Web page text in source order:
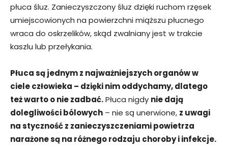
płuca śluz. Zanieczyszczony śluz dzięki ruchom rzęsek
umiejscowionych na powierzchni miąższu płucnego
wraca do oskrzelików, skąd zwalniany jest w trakcie
kaszlu lub przełykania.
Płuca są jednym z najważniejszych organów w
ciele człowieka – dzięki nim oddychamy, dlatego
też warto o nie zadbać.Płuca nigdy nie dają
dolegliwości bólowych – nie są unerwione, z uwagi
na styczność z zanieczyszczeniami powietrza
narażone są na różnego rodzaju choroby i infekcje.